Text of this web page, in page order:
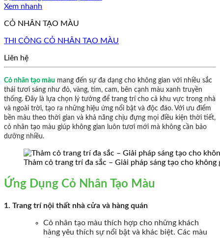
Xem nhanh
CỎ NHÂN TẠO MÀU
THI CÔNG CỎ NHÂN TẠO MÀU
Liên hệ
Cỏ nhân tạo màu mang đến sự đa dạng cho không gian với nhiều sắc
thái tươi sáng như đỏ, vàng, tím, cam, bên cạnh màu xanh truyền
thống. Đây là lựa chọn lý tưởng để trang trí cho cả khu vực trong nhà
và ngoài trời, tạo ra những hiệu ứng nổi bật và độc đáo. Với ưu điểm
bền màu theo thời gian và khả năng chịu đựng mọi điều kiện thời tiết,
cỏ nhân tạo màu giúp không gian luôn tươi mới mà không cần bảo
dưỡng nhiều.
Thảm cỏ trang trí đa sắc – Giải pháp sáng tạo cho không
Ứng Dụng Cỏ Nhân Tạo Màu
1. Trang trí nội thất nhà cửa và hàng quán
Cỏ nhân tạo màu thích hợp cho những khách
hàng yêu thích sự nổi bật và khác biệt. Các màu